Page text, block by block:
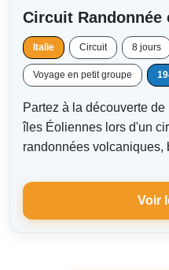
Circuit Randonnée
Italie Circuit 8 jours
Voyage en petit groupe
Partez à la découverte
îles Éoliennes lors d'un
randonnées volcaniques,
Voir